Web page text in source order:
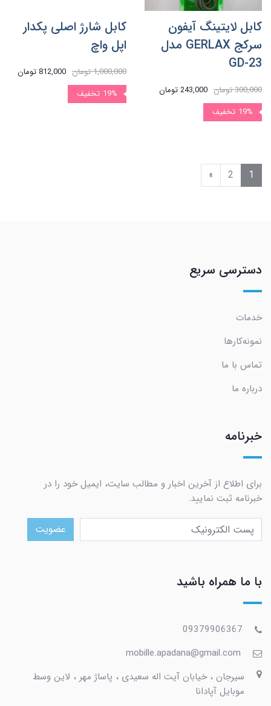
کابل لایتینگ آیفون
سرکج GERLAX مدل
GD-23
300,000 تومان
243,000 تومان
19% تخفیف
کابل شارژ اصلی پکدار
اپل واچ
1,000,000 تومان
812,000 تومان
19% تخفیف
1
2
»
دسترسی سریع
خدمات
نمونه‌کارها
تماس با ما
درباره ما
خبرنامه
برای اطلاع از آخرین اخبار و مطالب سایت، ایمیل خود را در
خبرنامه ثبت نمایید.
عضویت
با ما همراه باشید
09379906367
mobille.apadana@gmail.com
سیرجان ، خیابان آیت اله سعیدی ، پاساژ مهر ، لاین وسط
موبایل آپادانا